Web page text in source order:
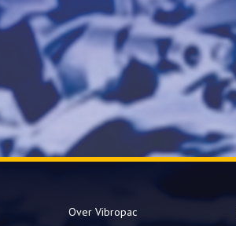
Over Vibropac